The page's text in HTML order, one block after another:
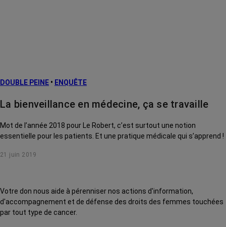
DOUBLE PEINE • ENQUÊTE
La bienveillance en médecine, ça se travaille
Mot de l’année 2018 pour Le Robert, c’est surtout une notion
essentielle pour les patients. Et une pratique médicale qui s’apprend !
21 juin 2019
Votre don nous aide à pérenniser nos actions d'information,
d'accompagnement et de défense des droits des femmes touchées
par tout type de cancer.